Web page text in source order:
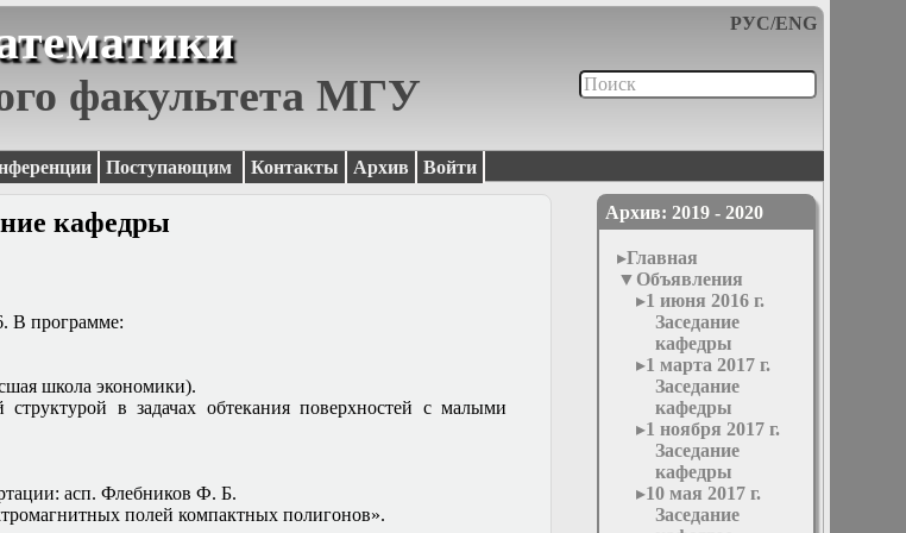
РУС/ENG
факультета МГУ
Поступающим Контакты Архив Войти
Архив: 2019 - 2020
Главная
Объявления
1 июня 2016 г.
Заседание
кафедры
1 марта 2017 г.
Заседание
кафедры
1 ноября 2017 г.
Заседание
кафедры
10 мая 2017 г.
Заседание
кафедры
В программе:
школа экономики).
в задачах обтекания поверхностей с малыми
асп. Флебников Ф. Б.
полей компактных полигонов».